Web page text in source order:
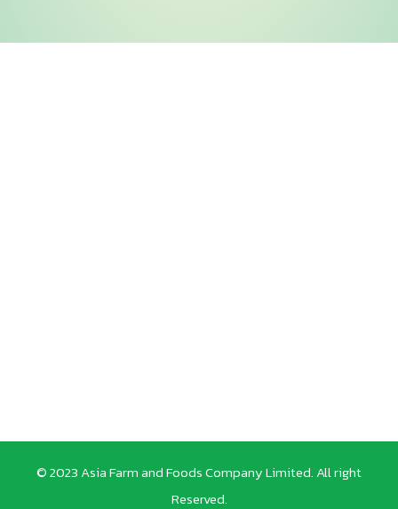
© 2023 Asia Farm and Foods Company Limited. All right
Reserved.